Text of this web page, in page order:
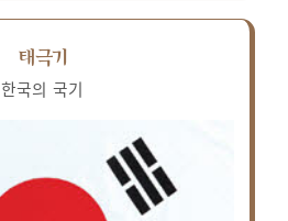
태극기
한국의 국기